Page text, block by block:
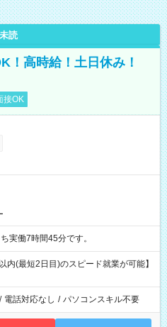
未読
！高時給！土日休み！
接OK
記のうち実働7時間45分です。
内(最短2日目)のスピード就業が可能】
/ 電話対応なし / パソコンスキル不要